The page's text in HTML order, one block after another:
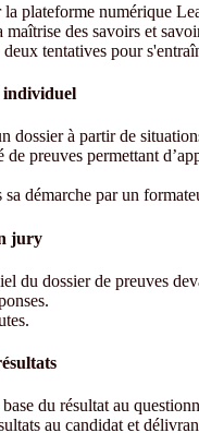
plateforme numérique
des savoirs et
tentatives pour
individuel
dossier à partir de
preuves permettant
sa démarche par un
jury
du dossier de preuves
du résultat au
au candidat et